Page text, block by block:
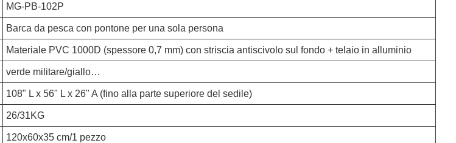
MG-PB-102P
Barca da pesca con pontone per una sola persona
Materiale PVC 1000D (spessore 0,7 mm) con striscia antiscivolo sul fondo + telaio in alluminio
verde militare/giallo…
108" L x 56" L x 26" A (fino alla parte superiore del sedile)
26/31KG
120x60x35 cm/1 pezzo